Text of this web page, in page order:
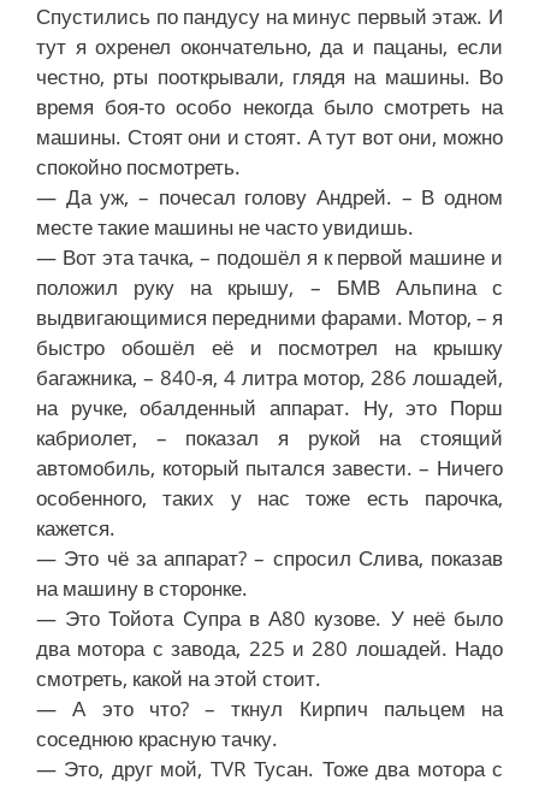
Спустились по пандусу на минус первый этаж. И
тут я охренел окончательно, да и пацаны, если
честно, рты пооткрывали, глядя на машины. Во
время боя-то особо некогда было смотреть на
машины. Стоят они и стоят. А тут вот они, можно
спокойно посмотреть.
— Да уж, – почесал голову Андрей. – В одном
месте такие машины не часто увидишь.
— Вот эта тачка, – подошёл я к первой машине и
положил руку на крышу, – БМВ Альпина с
выдвигающимися передними фарами. Мотор, – я
быстро обошёл её и посмотрел на крышку
багажника, – 840-я, 4 литра мотор, 286 лошадей,
на ручке, обалденный аппарат. Ну, это Порш
кабриолет, – показал я рукой на стоящий
автомобиль, который пытался завести. – Ничего
особенного, таких у нас тоже есть парочка,
кажется.
— Это чё за аппарат? – спросил Слива, показав
на машину в сторонке.
— Это Тойота Супра в А80 кузове. У неё было
два мотора с завода, 225 и 280 лошадей. Надо
смотреть, какой на этой стоит.
— А это что? – ткнул Кирпич пальцем на
соседнюю красную тачку.
— Это, друг мой, TVR Тусан. Тоже два мотора с